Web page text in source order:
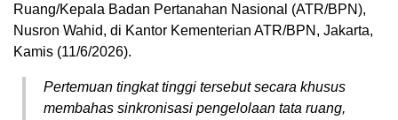
Ruang/Kepala Badan Pertanahan Nasional (ATR/BPN),
Nusron Wahid, di Kantor Kementerian ATR/BPN, Jakarta,
Kamis (11/6/2026).
Pertemuan tingkat tinggi tersebut secara khusus
membahas sinkronisasi pengelolaan tata ruang,